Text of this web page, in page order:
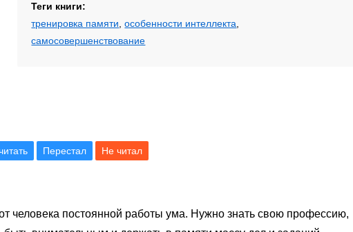
Теги книги:
тренировка памяти ,особенности интеллекта
самосовершенствование
Перестал Не читал
человека постоянной работы ума. Нужно знать свою профессию,